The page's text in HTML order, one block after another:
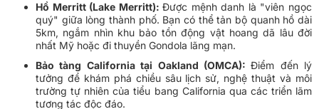
Hồ Merritt (Lake Merritt):Được mệnh danh là "viên ngọc
quý" giữa lòng thành phố. Bạn có thể tản bộ quanh hồ dài
5km, ngắm nhìn khu bảo tồn động vật hoang dã lâu đời
nhất Mỹ hoặc đi thuyền Gondola lãng mạn.
Bảo tàng California tại Oakland (OMCA):Điểm đến lý
tưởng để khám phá chiều sâu lịch sử, nghệ thuật và môi
trường tự nhiên của tiểu bang California qua các triển lãm
tương tác độc đáo.